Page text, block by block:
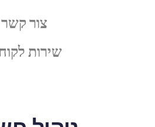
צור קשר
שירות